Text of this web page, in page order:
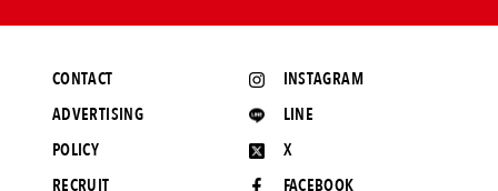
INSTAGRAM
LINE
X
FACEBOOK
CONTACT
ADVERTISING
POLICY
RECRUIT